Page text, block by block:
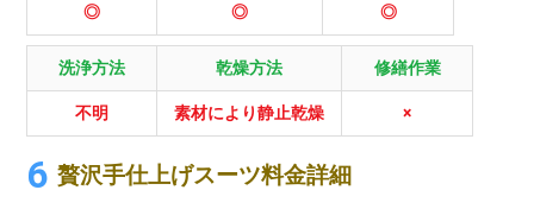
◎ ◎ ◎
洗浄方法 乾燥方法 修繕作業
不明 素材により静止乾燥 ×
贅沢手仕上げスーツ料金詳細